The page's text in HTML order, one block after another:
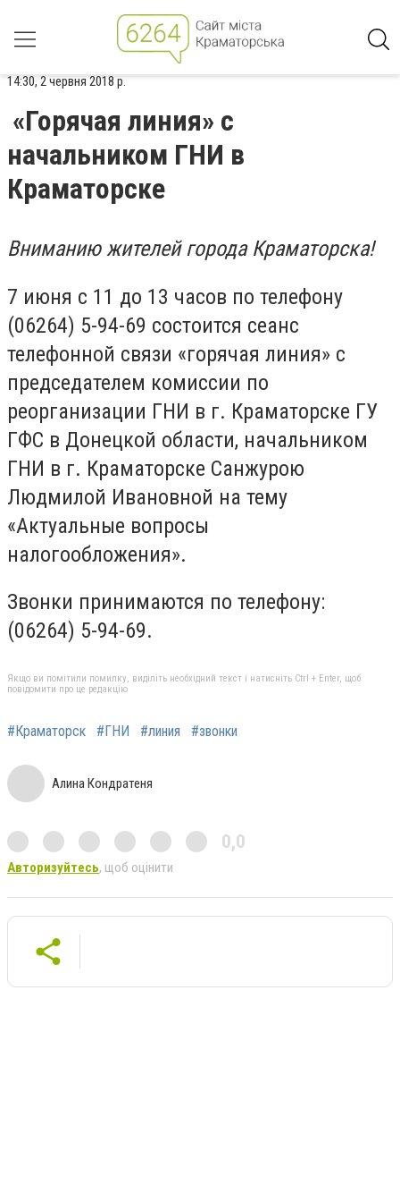
14:30, 2 червня 2018 р.
«Горячая линия» с
начальником ГНИ в
Краматорске
Вниманию жителей города Краматорска!
7 июня с 11 до 13 часов по телефону
(06264) 5-94-69 состоится сеанс
телефонной связи «горячая линия» с
председателем комиссии по
реорганизации ГНИ в г. Краматорске ГУ
ГФС в Донецкой области, начальником
ГНИ в г. Краматорске Санжурою
Людмилой Ивановной на тему
«Актуальные вопросы
налогообложения».
Звонки принимаются по телефону:
(06264) 5-94-69.
Якщо ви помітили помилку, виділіть необхідний текст і натисніть Ctrl + Enter, щоб
повідомити про це редакцію
#Краматорск #ГНИ #линия #звонки
Алина Кондратеня
0,0
Авторизуйтесь, щоб оцінити